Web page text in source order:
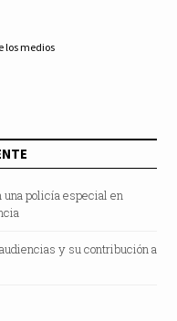
los medios
una policía especial en
y su contribución a